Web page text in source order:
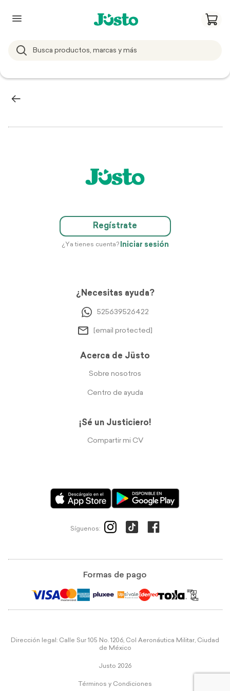
Regístrate
¿Ya tienes cuenta? Iniciar sesión
¿Necesitas ayuda?
525639526422
[email protected]
Acerca de Jüsto
Sobre nosotros
Centro de ayuda
¡Sé un Justiciero!
Compartir mi CV
Síguenos:
Formas de pago
Dirección legal: Calle Sur 105 No. 1206, Col Aeronáutica Militar, Ciudad
de México
Justo 2026
Términos y Condiciones